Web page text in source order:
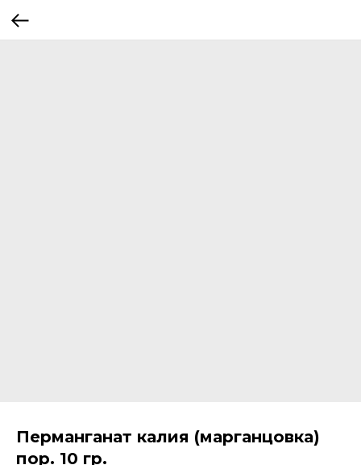
Перманганат калия (марганцовка)
пор. 10 гр.